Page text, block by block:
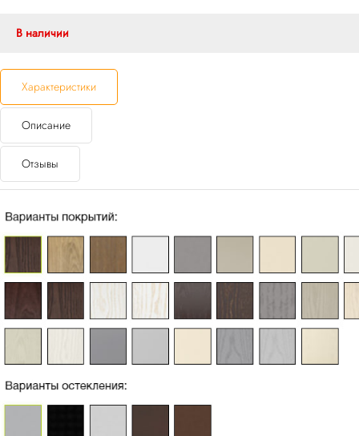
В наличии
Характеристики
Описание
Отзывы